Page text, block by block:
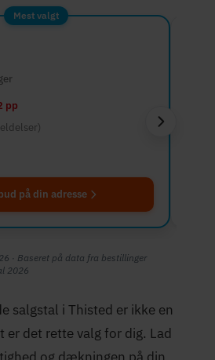
Mest valgt
pp
på din adresse
· Baseret på data fra bestillinger
2026
salgstal i Thisted er ikke en
er det rette valg for dig. Lad